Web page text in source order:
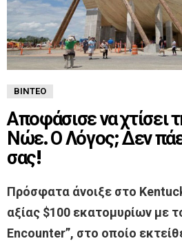
ΒΊΝΤΕΟ
Αποφάσισε να χτίσει
Νώε. Ο Λόγος; Δεν
σας!
Πρόσφατα άνοιξε στο
αξίας $100 εκατομυρίων με
Encounter”, στο οποίο